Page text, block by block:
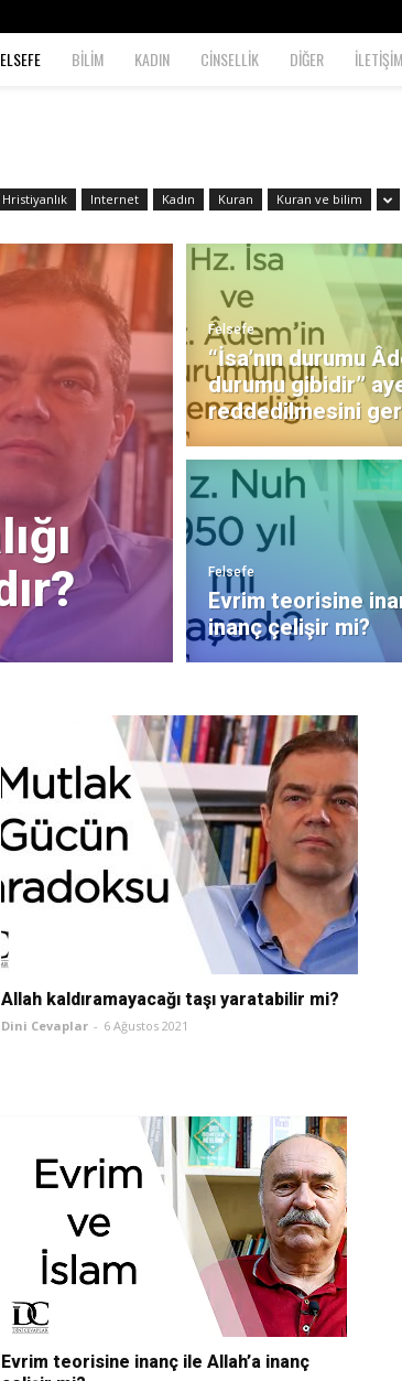
BİLİM KADIN CİNSELLİK DİĞER İLETİŞİM
Hristiyanlık Internet Kadın Kuran Kuran ve bilim
Felsefe
“İsa’nın durumu
durumu gibidir”
reddedilmesini
Felsefe
Evrim teorisine
inanç çelişir mi?
Allah kaldıramayacağı taşı yaratabilir mi?
Dini Cevaplar - 6 Ağustos 2021
Evrim teorisine inanç ile Allah’a inanç